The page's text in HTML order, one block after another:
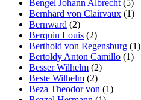
Bengel Johann Albrecht(5)
Bernhard von Clairvaux (1)
Bernward (2)
Berquin Louis (2)
Berthold von Regensburg (1)
Bertoldy Anton Camillo (1)
Besser Wilhelm (2)
Beste Wilhelm (2)
Beza Theodor von (1)